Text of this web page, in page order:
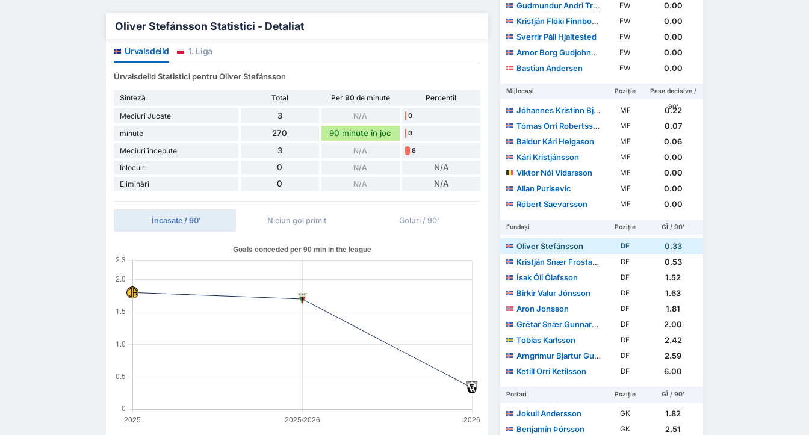
Oliver Stefánsson Statistici - Detaliat
Úrvalsdeild 1. Liga
Úrvalsdeild Statistici pentru Oliver Stefánsson
Sinteză Total Per 90 de minute
Percentil
Meciuri Jucate
3 N/A 0
minute 270 90 minute în joc 0
Meciuri începute 3 N/A 8
Înlocuiri 0 N/A N/A
Eliminări 0 N/A N/A
Încasate / 90' Niciun gol primit Goluri / 90'
Gudmundur Andri Tryggvason
FW
0.00
Kristján Flóki Finnbogason
FW
0.00
Sverrir Páll Hjaltested
FW
0.00
Arnor Borg Gudjohnsen
FW
0.00
Bastian Andersen
FW 0.00
Mijlocași Poziție
Pase decisive /
90'
Jóhannes Kristinn Bjarnason MF
0.22
Tómas Orri Robertsson
MF
0.07
Baldur Kári Helgason
MF
0.06
Kári Kristjánsson
MF
0.00
Viktor Nói Vidarsson
MF
0.00
Allan Purisevic
MF
0.00
Róbert Saevarsson
MF 0.00
Fundași Poziție GÎ / 90'
Oliver Stefánsson DF
0.33
Kristján Snær Frostason
DF
0.53
Ísak Óli Ólafsson
DF
1.52
Birkir Valur Jónsson
DF
1.63
Aron Jonsson
DF
1.81
Grétar Snær Gunnarsson
DF
2.00
Tobias Karlsson
DF
2.42
Arngrímur Bjartur Guðmundsson
DF
2.59
Ketill Orri Ketilsson
DF 6.00
Portari Poziție GÎ / 90'
Jokull Andersson GK
1.82
Benjamín Þórsson
GK 2.51